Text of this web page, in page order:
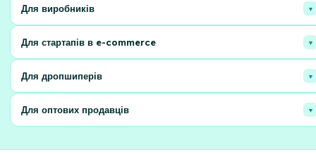
склад, пакування та відправлення.
Для виробників
клієнтів.
Для стартапів в e-commerce
складських процесів.
Для дропшиперів
приміщень.
Для оптових продавців
географію продажів.